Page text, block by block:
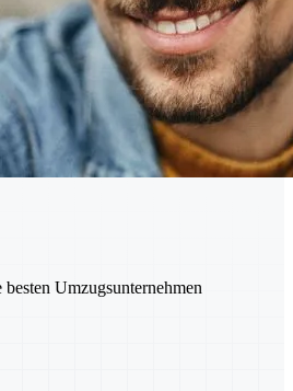
Umzugsunternehmen